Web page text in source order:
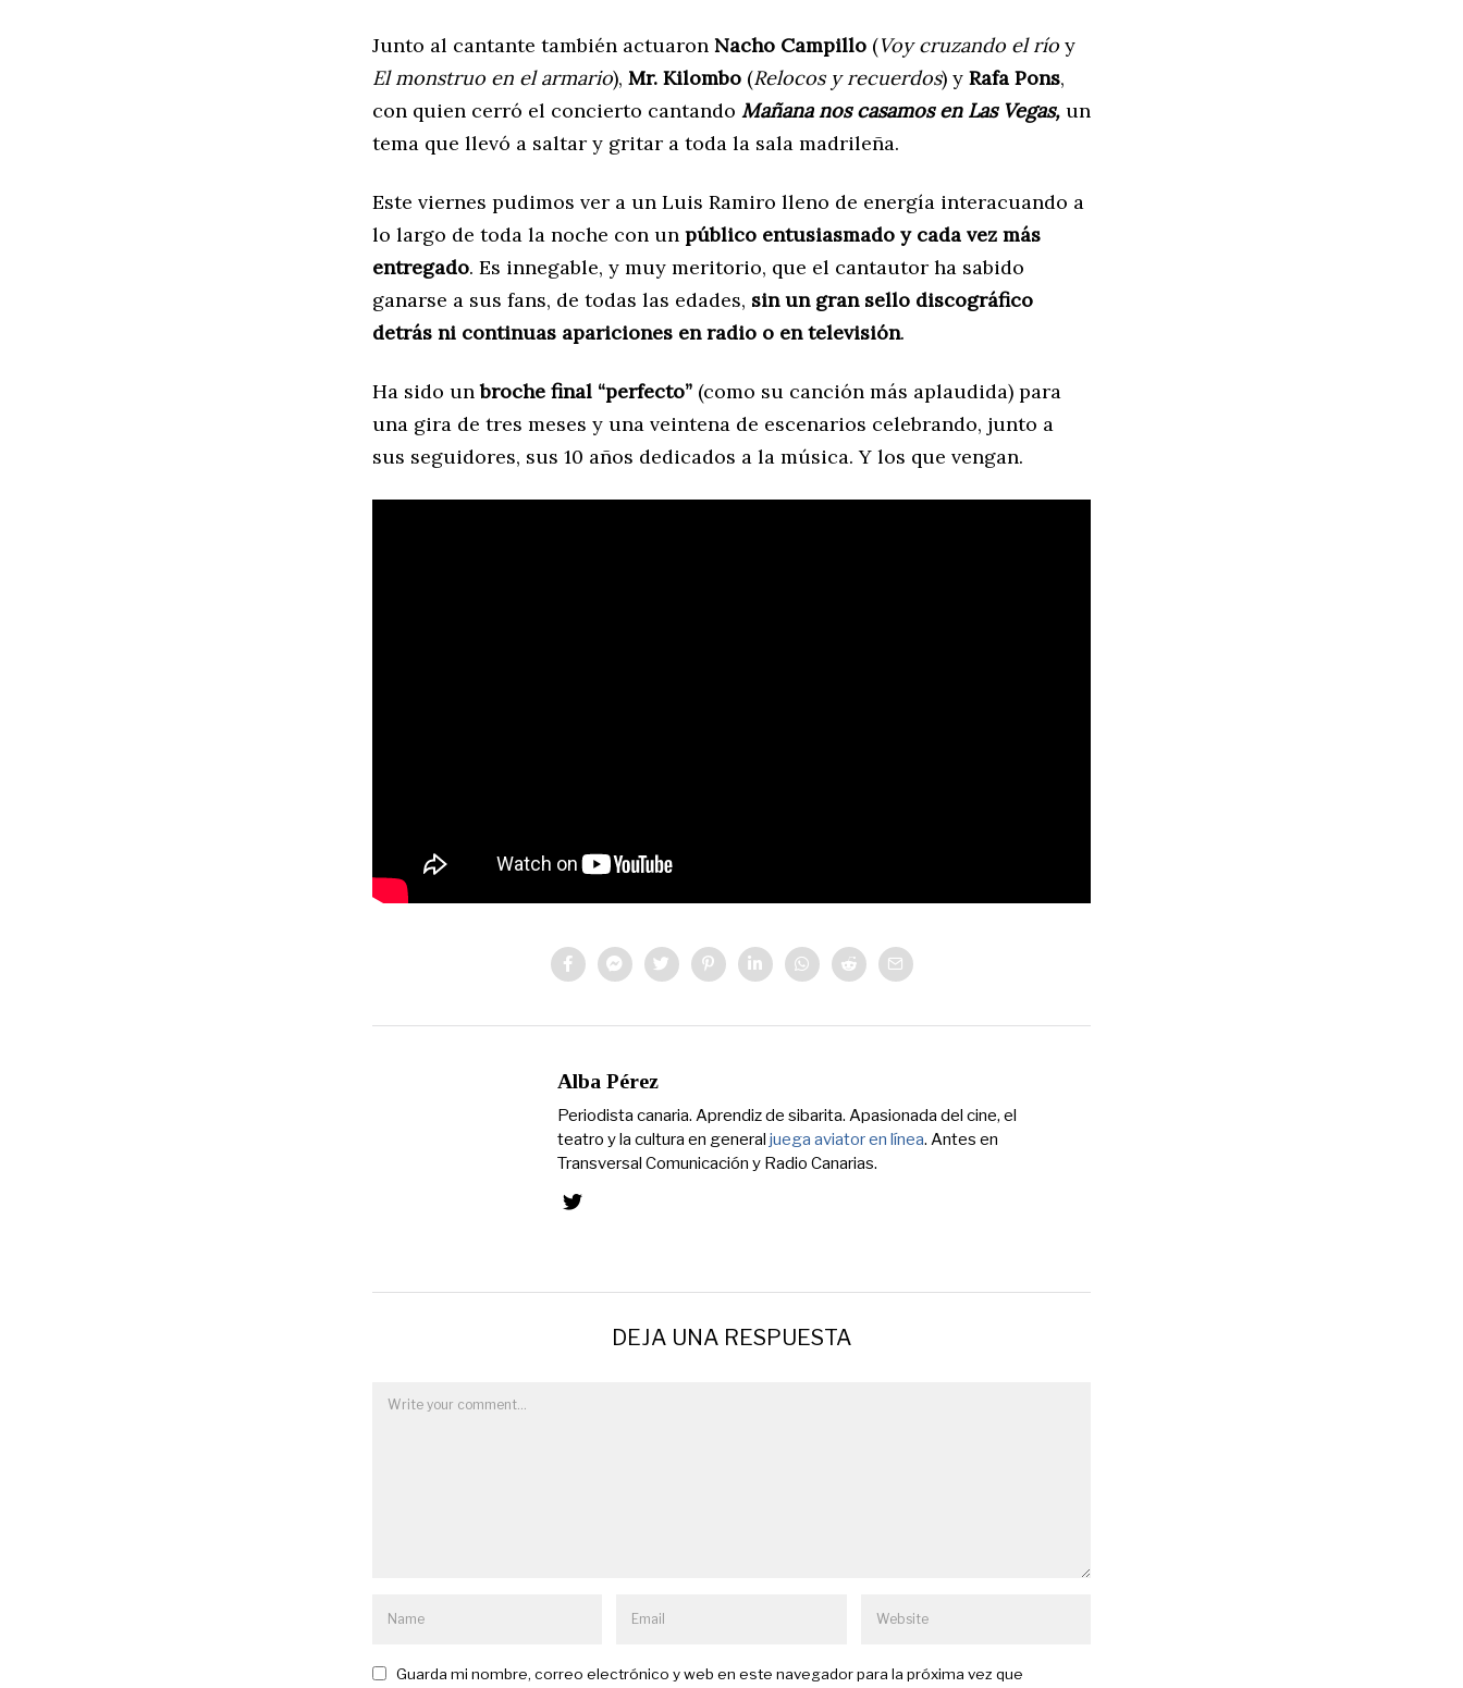
Junto al cantante también actuaron Nacho Campillo (Voy cruzando el río y
El monstruo en el armario), Mr. Kilombo (Relocos y recuerdos) y Rafa Pons,
con quien cerró el concierto cantando Mañana nos casamos en Las Vegas, un
tema que llevó a saltar y gritar a toda la sala madrileña.
Este viernes pudimos ver a un Luis Ramiro lleno de energía interacuando a
lo largo de toda la noche con un público entusiasmado y cada vez más
entregado. Es innegable, y muy meritorio, que el cantautor ha sabido
ganarse a sus fans, de todas las edades, sin un gran sello discográfico
detrás ni continuas apariciones en radio o en televisión.
Ha sido unbroche final “perfecto” (como su canción más aplaudida) para
una gira de tres meses y una veintena de escenarios celebrando, junto a
sus seguidores, sus 10 años dedicados a la música. Y los que vengan.
Alba Pérez
Periodista canaria. Aprendiz de sibarita. Apasionada del cine, el
teatro y la cultura en general juega aviator en línea. Antes en
Transversal Comunicación y Radio Canarias.
DEJA UNA RESPUESTA
Guarda mi nombre, correo electrónico y web en este navegador para la próxima vez que